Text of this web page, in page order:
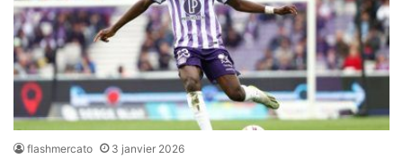
flashmercato 3 janvier 2026